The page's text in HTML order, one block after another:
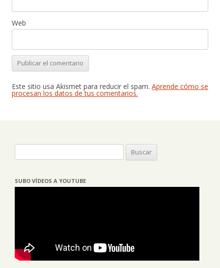
Web
Este sitio usa Akismet para reducir el spam. Aprende cómo se
procesan los datos de tus comentarios.
SUBO VÍDEOS A YOUTUBE